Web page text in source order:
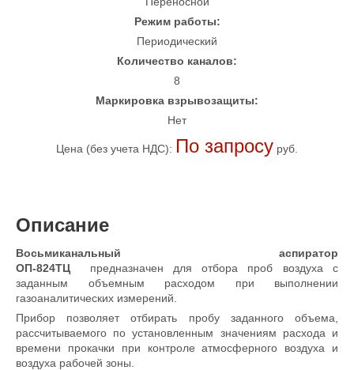
Режим работы:
Периодический
Количество каналов:
8
Маркировка взрывозащиты:
Нет
Цена (без учета НДС): По запросу руб.
Описание
Восьмиканальный аспиратор
ОП-824ТЦ предназначен для отбора проб воздуха с
заданным объемным расходом при выполнении
газоаналитических измерений.
Прибор позволяет отбирать пробу заданного объема,
рассчитываемого по установленным значениям расхода и
времени прокачки при контроле атмосферного воздуха и
воздуха рабочей зоны.